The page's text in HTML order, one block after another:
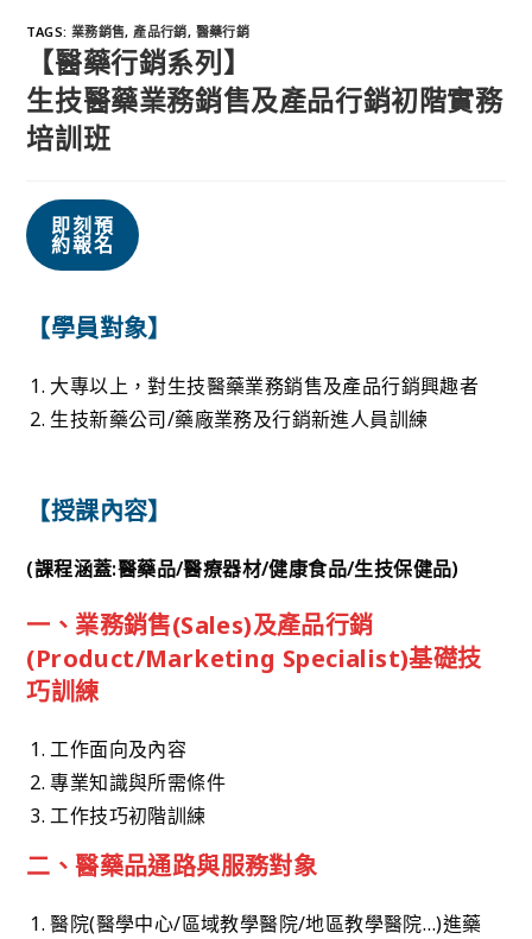
TAGS: 業務銷售, 產品行銷, 醫藥行銷
【醫藥行銷系列】
生技醫藥業務銷售及產品行銷初階實務
培訓班
即刻預
約報名
【學員對象】
大專以上，對生技醫藥業務銷售及產品行銷興趣者
生技新藥公司/藥廠業務及行銷新進人員訓練
【授課內容】
(課程涵蓋:醫藥品/醫療器材/健康食品/生技保健品)
一、業務銷售(Sales)及產品行銷
(Product/Marketing Specialist)基礎技
巧訓練
工作面向及內容
專業知識與所需條件
工作技巧初階訓練
二、醫藥品通路與服務對象
醫院(醫學中心/區域教學醫院/地區教學醫院…)進藥